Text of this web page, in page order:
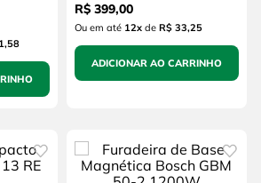
R$ 399,00
Ou em até 12xde R$ 33,25
ADICIONAR AO CARRINHO